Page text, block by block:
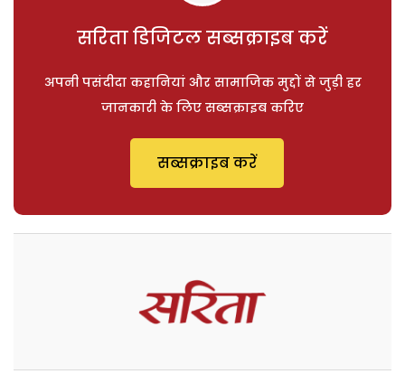
सरिता डिजिटल सब्सक्राइब करें
अपनी पसंदीदा कहानियां और सामाजिक मुद्दों से जुड़ी हर
जानकारी के लिए सब्सक्राइब करिए
सब्सक्राइब करें